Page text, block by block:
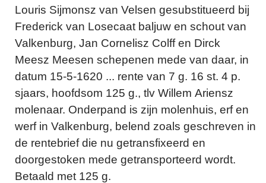
Louris Sijmonsz van Velsen gesubstitueerd bij
Frederick van Losecaat baljuw en schout van
Valkenburg, Jan Cornelisz Colff en Dirck
Meesz Meesen schepenen mede van daar, in
datum 15-5-1620 ... rente van 7 g. 16 st. 4 p.
sjaars, hoofdsom 125 g., tlv Willem Ariensz
molenaar. Onderpand is zijn molenhuis, erf en
werf in Valkenburg, belend zoals geschreven in
de rentebrief die nu getransfixeerd en
doorgestoken mede getransporteerd wordt.
Betaald met 125 g.